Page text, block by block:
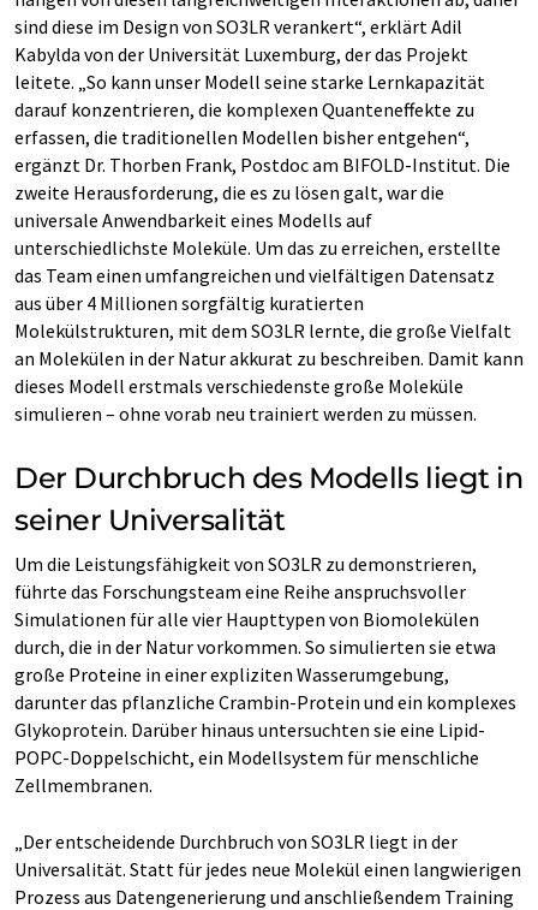
sind diese im Design von SO3LR verankert“, erklärt Adil
Kabylda von der Universität Luxemburg, der das Projekt
leitete. „So kann unser Modell seine starke Lernkapazität
darauf konzentrieren, die komplexen Quanteneffekte zu
erfassen, die traditionellen Modellen bisher entgehen“,
ergänzt Dr. Thorben Frank, Postdoc am BIFOLD-Institut. Die
zweite Herausforderung, die es zu lösen galt, war die
universale Anwendbarkeit eines Modells auf
unterschiedlichste Moleküle. Um das zu erreichen, erstellte
das Team einen umfangreichen und vielfältigen Datensatz
aus über 4 Millionen sorgfältig kuratierten
Molekülstrukturen, mit dem SO3LR lernte, die große Vielfalt
an Molekülen in der Natur akkurat zu beschreiben. Damit kann
dieses Modell erstmals verschiedenste große Moleküle
simulieren – ohne vorab neu trainiert werden zu müssen.
Der Durchbruch des Modells liegt in
seiner Universalität
Um die Leistungsfähigkeit von SO3LR zu demonstrieren,
führte das Forschungsteam eine Reihe anspruchsvoller
Simulationen für alle vier Haupttypen von Biomolekülen
durch, die in der Natur vorkommen. So simulierten sie etwa
große Proteine in einer expliziten Wasserumgebung,
darunter das pflanzliche Crambin-Protein und ein komplexes
Glykoprotein. Darüber hinaus untersuchten sie eine Lipid-
POPC-Doppelschicht, ein Modellsystem für menschliche
Zellmembranen.
„Der entscheidende Durchbruch von SO3LR liegt in der
Universalität. Statt für jedes neue Molekül einen langwierigen
Prozess aus Datengenerierung und anschließendem Training